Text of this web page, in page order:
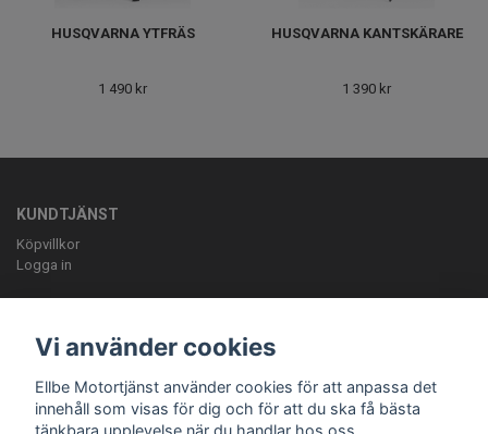
HUSQVARNA YTFRÄS
1 490 kr
HUSQVARNA KANTSKÄRARE
1 390 kr
KUNDTJÄNST
Köpvillkor
Logga in
info@ellbemotortjanst.seÖppettider: Måndag -Torsdag 8-18 Fredag 8-
Vi använder cookies
Ellbe Motortjänst använder cookies för att anpassa det
innehåll som visas för dig och för att du ska få bästa
tänkbara upplevelse när du handlar hos oss.